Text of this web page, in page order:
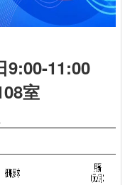
9:00-11:00
室